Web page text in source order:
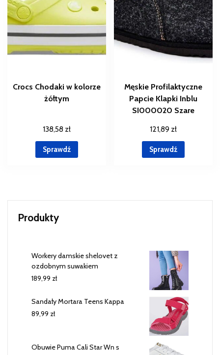
Crocs Chodaki w kolorze
żółtym
138,58 zł
Sprawdź
Męskie Profilaktyczne
Papcie Klapki Inblu
SI000020 Szare
121,89 zł
Sprawdź
Produkty
Workery damskie shelovet z
ozdobnym suwakiem
189,99 zł
Sandały Mortara Teens Kappa
89,99 zł
Obuwie Puma Cali Star Wn s